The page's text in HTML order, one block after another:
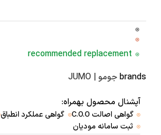
recommended replacement
brandsجومو | JUMO
آپشنال محصول بهمراه:
گواهی اصالت C.O.O گواهی عملکرد انطباق
ثبت سامانه مودیان